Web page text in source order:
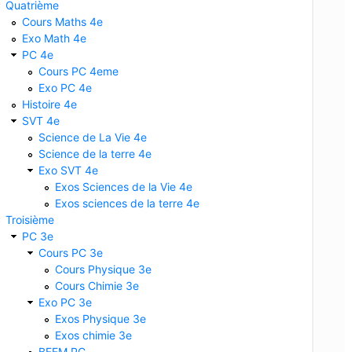
Quatrième
Cours Maths 4e
Exo Math 4e
PC 4e
Cours PC 4eme
Exo PC 4e
Histoire 4e
SVT 4e
Science de La Vie 4e
Science de la terre 4e
Exo SVT 4e
Exos Sciences de la Vie 4e
Exos sciences de la terre 4e
Troisième
PC 3e
Cours PC 3e
Cours Physique 3e
Cours Chimie 3e
Exo PC 3e
Exos Physique 3e
Exos chimie 3e